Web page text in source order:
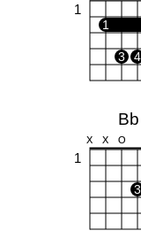
1
1
3
4
Bb
X X O
1
3